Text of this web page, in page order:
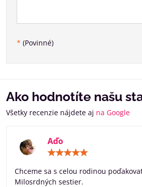
* (Povinné)
Ako hodnotíte našu
Všetky recenzie nájdete aj na Google
Aďo
5
Chceme sa s celou rodinou
Milosrdných sestier.